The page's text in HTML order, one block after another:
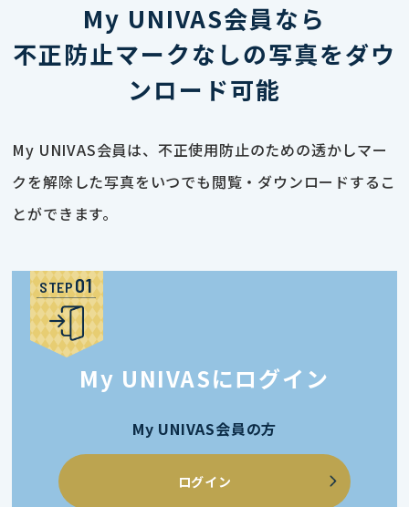
My UNIVAS会員なら
不正防止マークなしの写真をダウ
ンロード可能
My UNIVAS会員は、不正使用防止のための透かしマー
クを解除した写真をいつでも閲覧・ダウンロードするこ
とができます。
STEP
My UNIVASにログイン
My UNIVAS会員の方
ログイン